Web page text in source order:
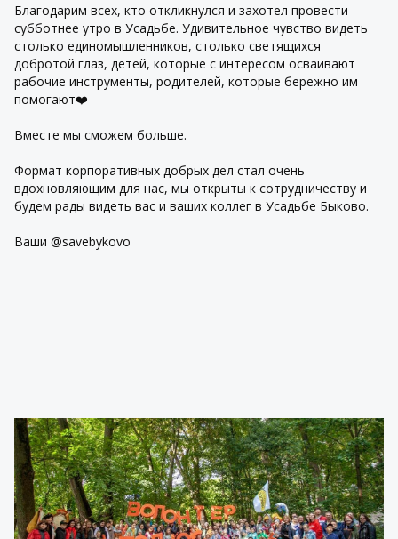
Благодарим всех, кто откликнулся и захотел провести
субботнее утро в Усадьбе. Удивительное чувство видеть
столько единомышленников, столько светящихся
добротой глаз, детей, которые с интересом осваивают
рабочие инструменты, родителей, которые бережно им
помогают❤️
Вместе мы сможем больше.
Формат корпоративных добрых дел стал очень
вдохновляющим для нас, мы открыты к сотрудничеству и
будем рады видеть вас и ваших коллег в Усадьбе Быково.
Ваши @savebykovo